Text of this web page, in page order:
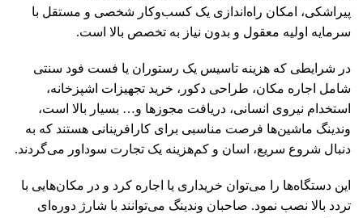
پیراشکی، امکان راه‌اندازی یک کسب‌وکار شخصی و مستقل با
سرمایه‌ اولیه معقول و بدون نیاز به تخصص بالا است.
در شرایطی که هزینه تاسیس یک رستوران یا فست ‌فود سنتی
شامل اجاره مکان، طراحی دکور، خرید تجهیزات اشپزخانه،
استخدام نیروی انسانی، دریافت مجوزها و… بسیار بالا است،
وندینگ ماشین‌ها فرصت مناسبی برای کارافرینانی هستند که به
دنبال شروع سریع، اسان و کم‌هزینه یک تجارت سوداور می‌گردند.
این دستگاه‌ها را می‌توان خریداری یا اجاره کرد و در مکان‌هایی با
تردد بالا نصب نمود. صاحبان وندینگ می‌توانند با شارژ دوره‌ای